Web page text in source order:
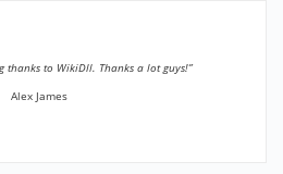
thanks to WikiDll. Thanks a lot guys!”
Alex James